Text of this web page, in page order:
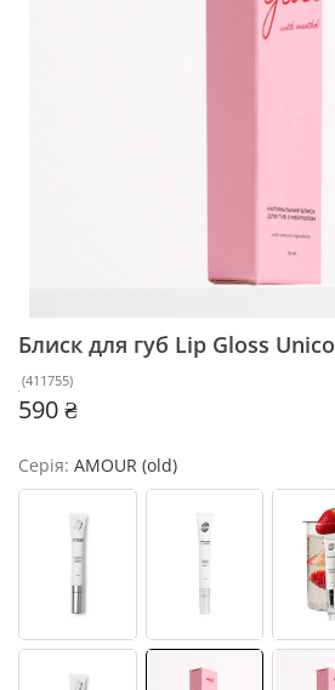
Блиск для губ Lip Gloss Unico
(411755)
590 ₴
Серія: AMOUR (old)